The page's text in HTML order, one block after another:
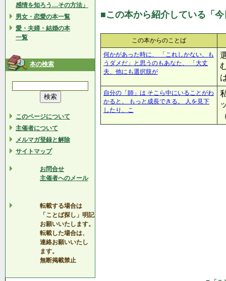
感情を知ろう…その方法」
男女・恋愛の本一覧
愛・夫婦・結婚の本
一覧
本の検索
このページについて
主催者について
メルマガ登録と解除
サイトマップ
お問合せ
主催者へのメール
転載する場合は
「ことば探し」明記
お願いいたします。
転載した場合は、
連絡お願いいたし
ます。
無断掲載禁止
■この本から紹介している「
この本からのことば
何かがあった時に、 「これしかない、も
うダメだ」と思うのもあなた、 「大丈
夫、他にも選択肢が
自分の「師」は そこら中にいることがわ
かると、 もっと成長できる。 人を見下
したり、こ